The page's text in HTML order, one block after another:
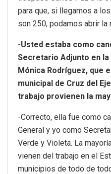
para que, si llegamos a
son 250, podamos abrir la
-Usted estaba como
Secretario Adjunto en la
Mónica Rodríguez, que
municipal de Cruz del
trabajo provienen la
-Correcto, ella fue como
General y yo como
Verde y Violeta. La
vienen del trabajo en el
municipios de todo de